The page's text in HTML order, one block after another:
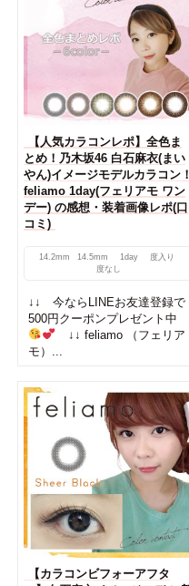
【人気カラコンレポ】全色ま
とめ！乃木坂46 白石麻衣(まい
やん)イメージモデルカラコン！
feliamo 1day(フェリアモ ワン
デー) の感想・装着画像レポ(口
コミ)
14.2mm 14.5mm 1day
度入り
度なし
↓↓ 今ならLINEお友達登録で
500円クーポンプレゼント中
↓↓ feliamo （フェリア
モ）...
【カラコンビフォーアフタ